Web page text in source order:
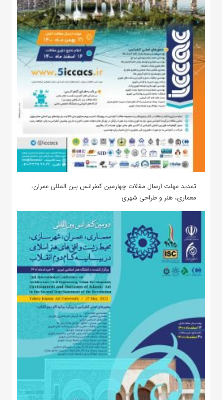
تمدید مهلت ارسال مقالات چهارمین کنفرانس بین المللی عمران،
معماری، هنر و طراحی شهری